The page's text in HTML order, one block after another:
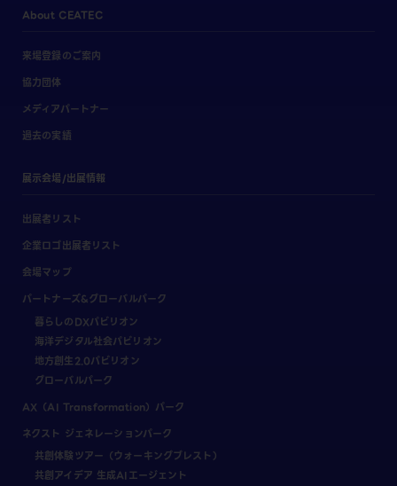
About CEATEC
来場登録のご案内
協力団体
メディアパートナー
過去の実績
展示会場/出展情報
出展者リスト
企業ロゴ出展者リスト
会場マップ
パートナーズ&グローバルパーク
暮らしのDXパビリオン
海洋デジタル社会パビリオン
地方創生2.0パビリオン
グローバルパーク
AX（AI Transformation）パーク
ネクスト ジェネレーションパーク
共創体験ツアー（ウォーキングブレスト）
共創アイデア 生成AIエージェント